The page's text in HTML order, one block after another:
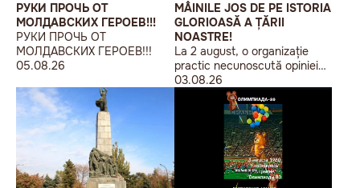
РУКИ ПРОЧЬ ОТ
МОЛДАВСКИХ ГЕРОЕВ!!!
РУКИ ПРОЧЬ ОТ
МОЛДАВСКИХ ГЕРОЕВ!!!
05.08.26
MÂINILE JOS DE PE ISTORIA
GLORIOASĂ A ȚĂRII
NOASTRE!
La 2 august, o organizație
practic necunoscută opiniei
publice, autointitulată „Liga
Studenților Basarabeni”, a
organizat la Chișinău o
acțiune de protest modestă,
sub sloganul „În Uniunea
Europeană fără monumente
sovietice”.
03.08.26